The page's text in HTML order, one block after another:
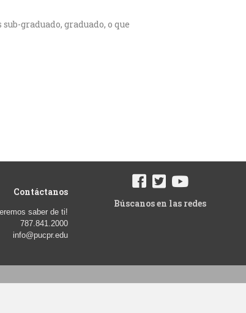
graduado, graduado, o que
Contáctanos
saber de ti!
787.841.2000
info@pucpr.edu
Búscanos en las redes